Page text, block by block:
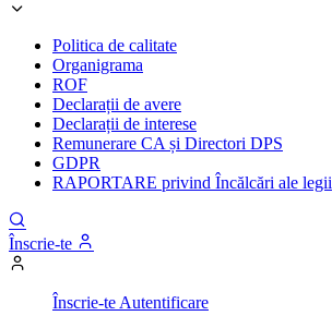
Politica de calitate
Organigrama
ROF
Declarații de avere
Declarații de interese
Remunerare CA și Directori DPS
GDPR
RAPORTARE privind Încălcări ale legii
Înscrie-te
Înscrie-te Autentificare